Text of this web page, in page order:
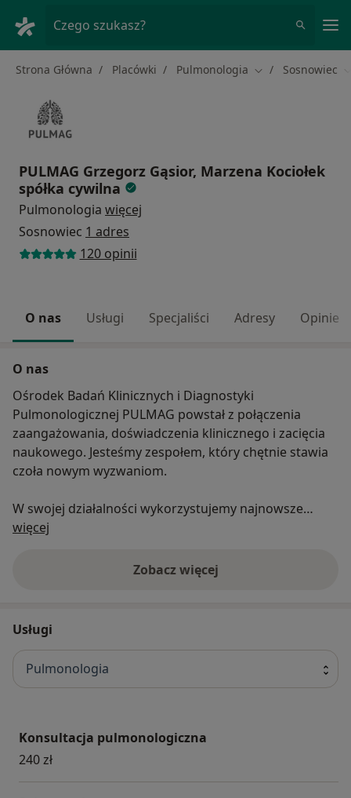
Czego szukasz?
Strona Główna Placówki Pulmonologia Zmień miasto
Sosnowiec
PULMAG Grzegorz Gąsior, Marzena Kociołek
spółka cywilna
Pulmonologia więcej
Sosnowiec 1 adres
120 opinii
O nas Usługi Specjaliści Adresy Opinie
O nas
Ośrodek Badań Klinicznych i Diagnostyki
Pulmonologicznej PULMAG powstał z połączenia
zaangażowania, doświadczenia klinicznego i zacięcia
naukowego. Jesteśmy zespołem, który chętnie stawia
czoła nowym wyzwaniom.
W swojej działalności wykorzystujemy najnowsze
techniki diagnostyczne, szkolimy się nieustannie i
dzięki aktywnej działalności Ośrodka Badań
Klinicznych, mają dostęp do bezpiecznych
nowatorskich terapii, które niejednokrotnie zmieniają
utarte ścieżki w algorytmach leczniczych.
więcej
Zobacz więcej
Usługi
Pulmonologia
Konsultacja pulmonologiczna
240 zł